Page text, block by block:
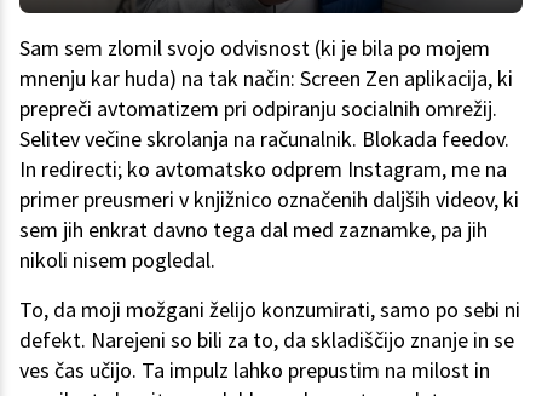
Sam sem zlomil svojo odvisnost (ki je bila po mojem
mnenju kar huda) na tak način: Screen Zen aplikacija, ki
prepreči avtomatizem pri odpiranju socialnih omrežij.
Selitev večine skrolanja na računalnik. Blokada feedov.
In redirecti; ko avtomatsko odprem Instagram, me na
primer preusmeri v knjižnico označenih daljših videov, ki
sem jih enkrat davno tega dal med zaznamke, pa jih
nikoli nisem pogledal.
To, da moji možgani želijo konzumirati, samo po sebi ni
defekt. Narejeni so bili za to, da skladiščijo znanje in se
ves čas učijo. Ta impulz lahko prepustim na milost in